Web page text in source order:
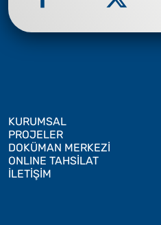
KURUMSAL
PROJELER
DOKÜMAN MERKEZİ
ONLINE TAHSİLAT
İLETİŞİM